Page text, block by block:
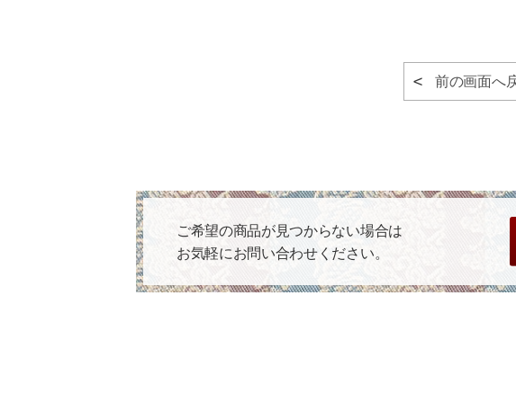
前の画面へ
ご希望の商品が見つからない場合は
お気軽にお問い合わせください。